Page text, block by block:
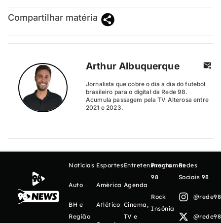
Compartilhar matéria
Arthur Albuquerque
Jornalista que cobre o dia a dia do futebol
brasileiro para o digital da Rede 98.
Acumula passagem pela TV Alterosa entre
2021 e 2023.
Notícias
Auto
BH e
Região
Esportes
América
Atlético
Entretenimento
Agenda
Cinema,
TV e
Programas
98
Rock
Insônia
Redes
Sociais 98